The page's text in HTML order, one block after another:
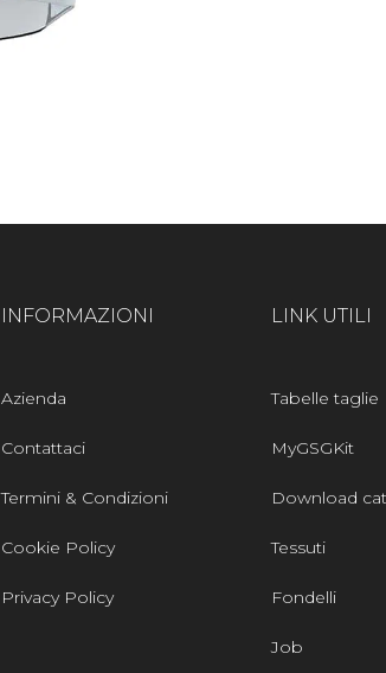
INFORMAZIONI
Azienda
Contattaci
Termini & Condizioni
Cookie Policy
Privacy Policy
LINK UTILI
Tabelle taglie
MyGSGKit
Download
Tessuti
Fondelli
Job